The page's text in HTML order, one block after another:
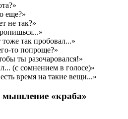
еще?»
не так?»
так пробовал...»
то попроще?»
ты разочаровался!»
(с сомнением в голосе)»
время на такие вещи...»
мышление «краба»